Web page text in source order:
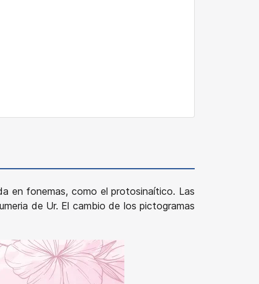
en fonemas, como el protosinaítico. Las
de Ur. El cambio de los pictogramas